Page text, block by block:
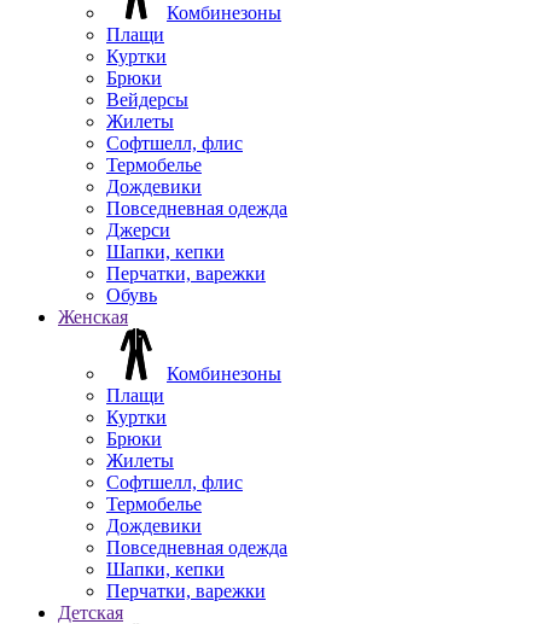
Комбинезоны
Плащи
Куртки
Брюки
Вейдерсы
Жилеты
Софтшелл, флис
Термобелье
Дождевики
Повседневная одежда
Джерси
Шапки, кепки
Перчатки, варежки
Обувь
Женская
Комбинезоны
Плащи
Куртки
Брюки
Жилеты
Софтшелл, флис
Термобелье
Дождевики
Повседневная одежда
Шапки, кепки
Перчатки, варежки
Детская